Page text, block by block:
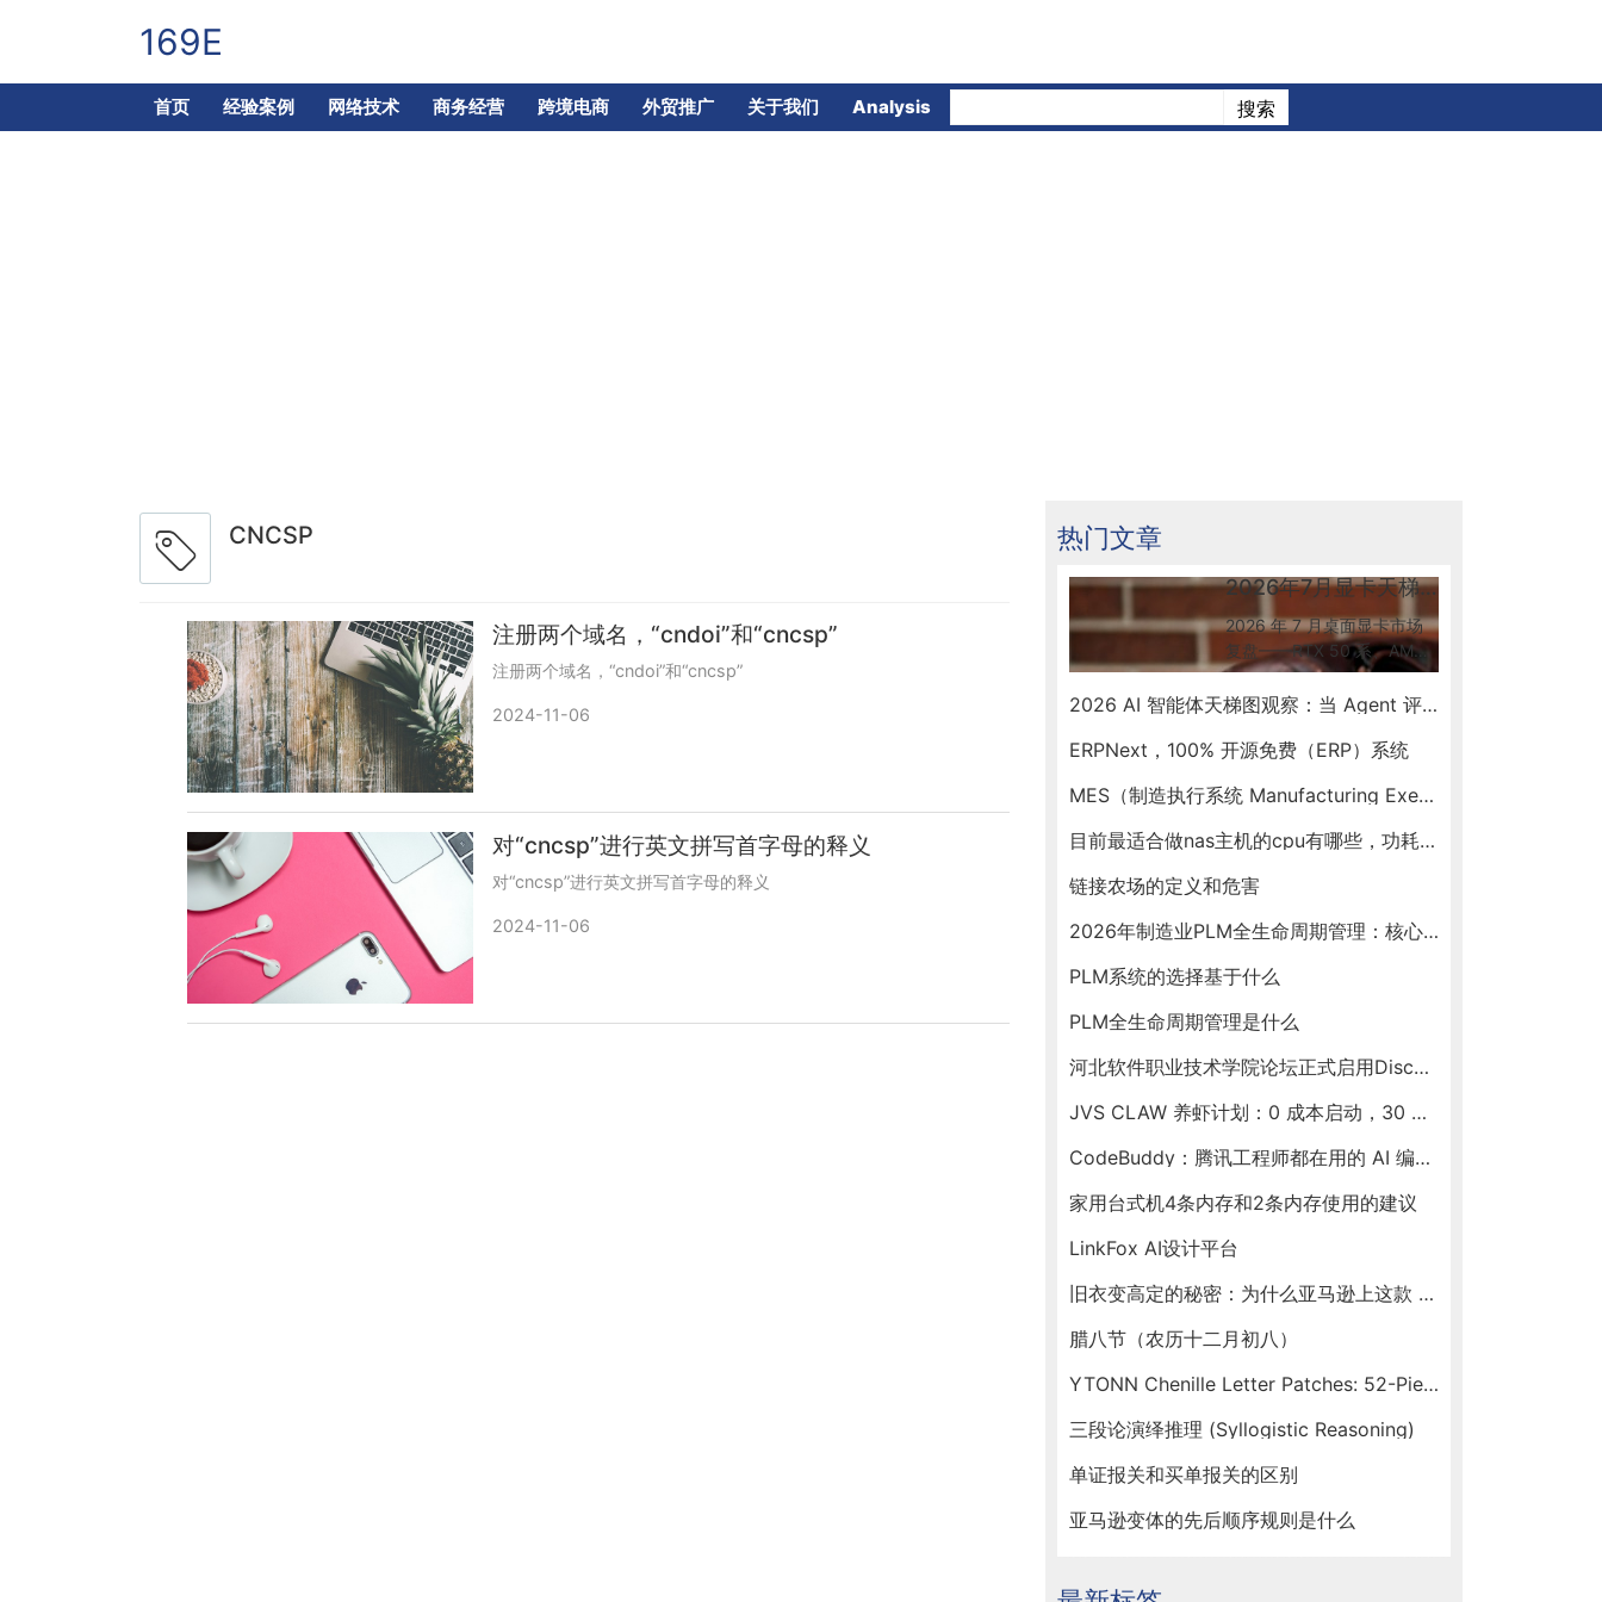
169E
首页 经验案例 网络技术 商务经营 跨境电商 外贸推广 关于我们 Analysis
CNCSP
注册两个域名，“cndoi”和“cncsp”
注册两个域名，“cndoi”和“cncsp”
2024-11-06
对“cncsp”进行英文拼写首字母的释义
对“cncsp”进行英文拼写首字母的释义
2024-11-06
热门文章
2026年7月显卡天梯图更新解读：50系到底怎么选
2026 年 7 月桌面显卡市场
复盘——RTX 50 系、AMD
RX 9070 GRE 新出货、Intel
Arc B580 入门档、RTX
预算帮你锁定最优卡。
2026 AI 智能体天梯图观察：当 Agent 评测开始"去滤镜"
ERPNext，100% 开源免费（ERP）系统
MES（制造执行系统 Manufacturing Execution System）
目前最适合做nas主机的cpu有哪些，功耗和性能相对均衡的
链接农场的定义和危害
2026年制造业PLM全生命周期管理：核心选型与建设指南
PLM系统的选择基于什么
PLM全生命周期管理是什么
河北软件职业技术学院论坛正式启用Discuz X5版本
JVS CLAW 养虾计划：0 成本启动，30 天见证你的虾塘收益
CodeBuddy：腾讯工程师都在用的 AI 编程助手，新春福利送不停！
家用台式机4条内存和2条内存使用的建议
LinkFox AI设计平台
旧衣变高定的秘密：为什么亚马逊上这款 Ytonn 布贴让手工达人们人手一套？
腊八节（农历十二月初八）
YTONN Chenille Letter Patches: 52-Piece Iron-On Varsity Alphabet Set for DIY Clothing Customization
三段论演绎推理 (Syllogistic Reasoning)
单证报关和买单报关的区别
亚马逊变体的先后顺序规则是什么